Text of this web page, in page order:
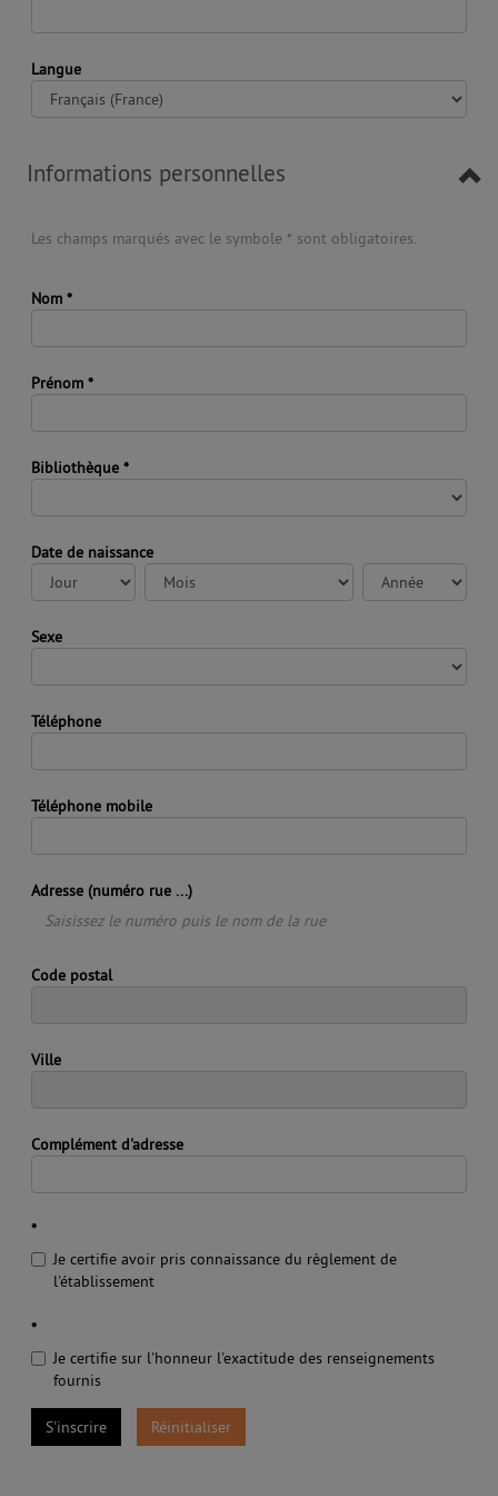
Langue
Informations personnelles
Les champs marqués avec le symbole * sont obligatoires.
Nom *
Prénom *
Bibliothèque *
Date de naissance
Jour
Mois Année
Sexe
Téléphone
Téléphone mobile
Adresse (numéro rue ...)
Code postal
Ville
Complément d'adresse
*
Je certifie avoir pris connaissance du règlement de
l'établissement
*
Je certifie sur l'honneur l'exactitude des renseignements
fournis
S'inscrire Réinitialiser